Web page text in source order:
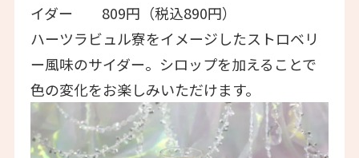
イダー 809円（税込890円）
ハーツラビュル寮をイメージしたストロベリ
ー風味のサイダー。シロップを加えることで
色の変化をお楽しみいただけます。